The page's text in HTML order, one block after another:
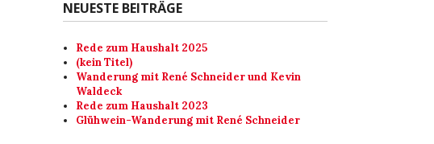
NEUESTE BEITRÄGE
Rede zum Haushalt 2025
(kein Titel)
Wanderung mit René Schneider und Kevin
Waldeck
Rede zum Haushalt 2023
Glühwein-Wanderung mit René Schneider